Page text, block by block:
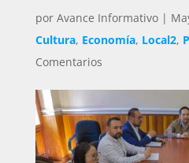
por Avance Informativo|
Cultura, Economía, Local2,
Comentarios